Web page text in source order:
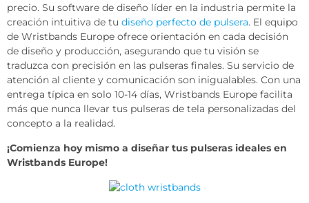
precio. Su software de diseño líder en la industria permite la
creación intuitiva de tu diseño perfecto de pulsera. El equipo
de Wristbands Europe ofrece orientación en cada decisión
de diseño y producción, asegurando que tu visión se
traduzca con precisión en las pulseras finales. Su servicio de
atención al cliente y comunicación son inigualables. Con una
entrega típica en solo 10-14 días, Wristbands Europe facilita
más que nunca llevar tus pulseras de tela personalizadas del
concepto a la realidad.
¡Comienza hoy mismo a diseñar tus pulseras ideales en
Wristbands Europe!